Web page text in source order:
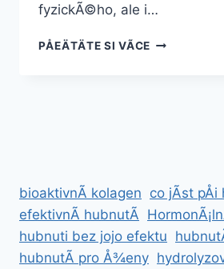
fyzickÃ©ho, ale i…
PÅEÄTÄTE SI VÃ­CEPROERECTA
bioaktivnÃ­ kolagen co jÃ­st
efektivnÃ­ hubnutÃ­
hubnuti bez jojo efektu
hubnutÃ­ pro Å¾eny